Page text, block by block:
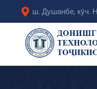
ш. Душанбе, кӯч.